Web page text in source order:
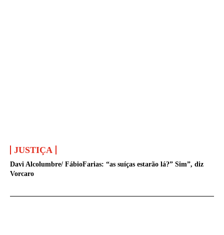
JUSTIÇA
Davi Alcolumbre/ FábioFarias: “as suíças estarão lá?” Sim”, diz
Vorcaro